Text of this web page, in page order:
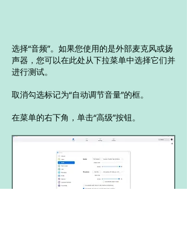
选择“音频”。如果您使用的是外部麦克风或扬
声器，您可以在此处从下拉菜单中选择它们并
进行测试。
取消勾选标记为“自动调节音量”的框。
在菜单的右下角，单击“高级”按钮。